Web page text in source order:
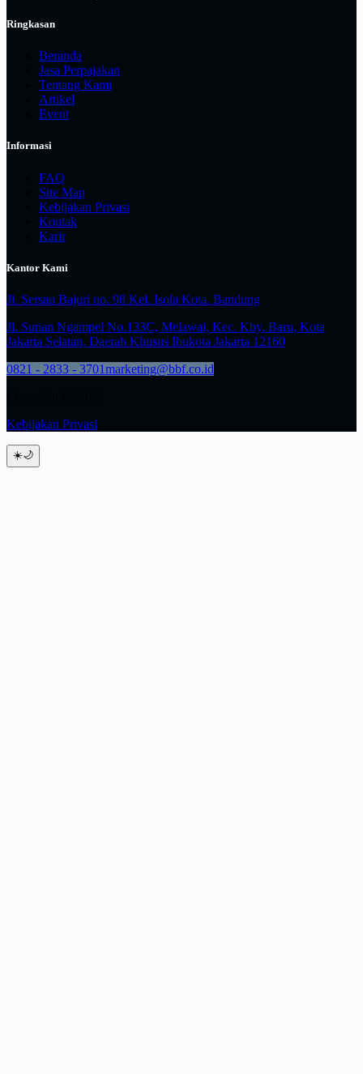
Ringkasan
Beranda
Jasa Perpajakan
Tentang Kami
Artikel
Event
Informasi
FAQ
Site Map
Kebijakan Privasi
Kontak
Karir
Kantor Kami
Jl. Sersan Bajuri no. 98 Kel. Isola Kota. Bandung
Jl. Sunan Ngampel No.133C, Melawai, Kec. Kby. Baru, Kota
Jakarta Selatan, Daerah Khusus Ibukota Jakarta 12160
0821 - 2833 - 3701marketing@bbf.co.id
Kebijakan Privasi
☀️🌙